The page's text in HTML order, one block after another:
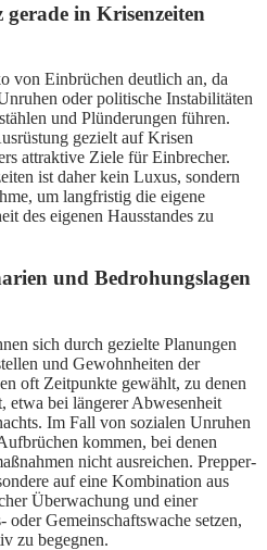
in Krisenzeiten
von Einbrüchen deutlich an, da
oder politische Instabilitäten
und Plünderungen führen.
gezielt auf Krisen
attraktive Ziele für Einbrecher.
ist daher kein Luxus, sondern
um langfristig die eigene
des eigenen Hausstandes zu
und Bedrohungslagen
sich durch gezielte Planungen
und Gewohnheiten der
oft Zeitpunkte gewählt, zu denen
etwa bei längerer Abwesenheit
Im Fall von sozialen Unruhen
kommen, bei denen
nicht ausreichen. Prepper-
auf eine Kombination aus
Überwachung und einer
oder Gemeinschaftswache setzen,
zu begegnen.